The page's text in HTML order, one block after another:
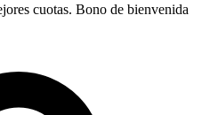
cuotas. Bono de bienvenida